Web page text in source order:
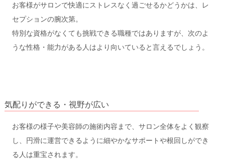
お客様がサロンで快適にストレスなく過ごせるかどうかは、レ
セプションの腕次第。
特別な資格がなくても挑戦できる職種ではありますが、次のよ
うな性格・能力がある人はより向いていると言えるでしょう。
気配りができる・視野が広い
お客様の様子や美容師の施術内容まで、サロン全体をよく観察
し、円滑に運営できるように細やかなサポートや根回しができ
る人は重宝されます。